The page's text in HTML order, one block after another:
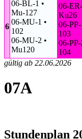
06-
Ku26
06-PP-
103
06-PP-
104
6
06-BL-1 •
Mu-127
06-MU-1 •
102
06-MU-2 •
Mu120
gültig ab 22.06.2026
07A
Stundenplan